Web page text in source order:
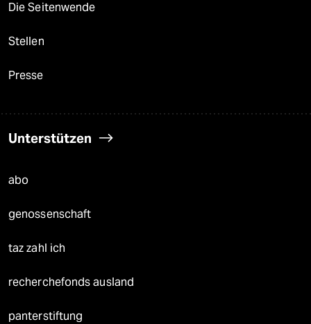
Die Seitenwende
Stellen
Presse
Unterstützen
abo
genossenschaft
taz zahl ich
recherchefonds ausland
panterstiftung